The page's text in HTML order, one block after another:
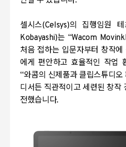
셀시스(Celsys)의 집행임원 테
Kobayashi)는 “Wacom
처음 접하는 입문자부터 창작
에게 편안하고 효율적인 작업
“와콤의 신제품과 클립스튜디오
디서든 직관적이고 세련된 창작
전했습니다.